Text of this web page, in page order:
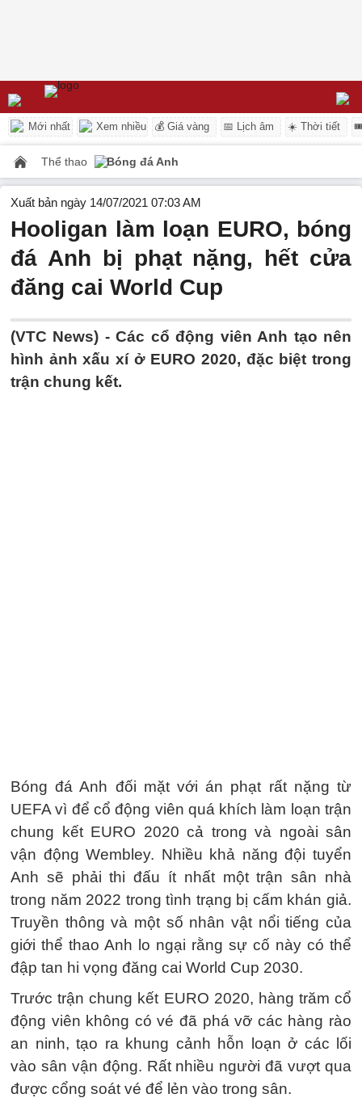
Mới nhất Xem nhiều 💰 Giá vàng 📅 Lịch âm ☀️ Thời tiết
Thể thao Bóng đá Anh
Xuất bản ngày 14/07/2021 07:03 AM
Hooligan làm loạn EURO, bóng
đá Anh bị phạt nặng, hết cửa
đăng cai World Cup
(VTC News) -Các cổ động viên Anh tạo nên
hình ảnh xấu xí ở EURO 2020, đặc biệt trong
trận chung kết.
Bóng đá Anh đối mặt với án phạt rất nặng từ
UEFA vì để cổ động viên quá khích làm loạn trận
chung kết EURO 2020 cả trong và ngoài sân
vận động Wembley. Nhiều khả năng đội tuyển
Anh sẽ phải thi đấu ít nhất một trận sân nhà
trong năm 2022 trong tình trạng bị cấm khán giả.
Truyền thông và một số nhân vật nổi tiếng của
giới thể thao Anh lo ngại rằng sự cố này có thể
đập tan hi vọng đăng cai World Cup 2030.
Trước trận chung kết EURO 2020, hàng trăm cổ
động viên không có vé đã phá vỡ các hàng rào
an ninh, tạo ra khung cảnh hỗn loạn ở các lối
vào sân vận động. Rất nhiều người đã vượt qua
được cổng soát vé để lẻn vào trong sân.